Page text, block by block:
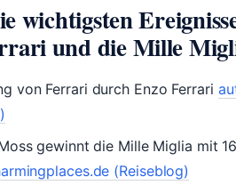
wichtigsten
und die Mille
von Ferrari durch Enzo Ferrari
gewinnt die Mille Miglia mit
(Reiseblog)